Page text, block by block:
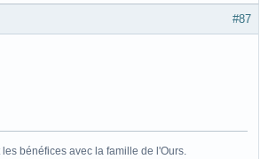
#87
bénéfices avec la famille de l'Ours.